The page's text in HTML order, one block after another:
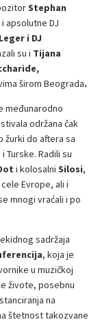
Stephan
i apsolutne DJ
i DJ
su i Tijana
širom Beograda.
međunarodno
održana čak
žurki do aftera sa
Turske. Radili su
i kolosalni Silosi,
Evrope, ali i
mnogi vraćali i po
sadržaja
, koja je
u muzičkoj
živote, posebnu
na
štetnost takozvane